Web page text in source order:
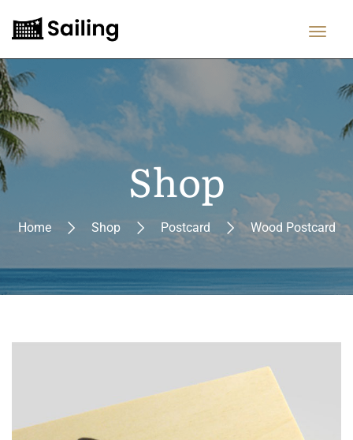
Shop
Home Shop Postcard Wood Postcard